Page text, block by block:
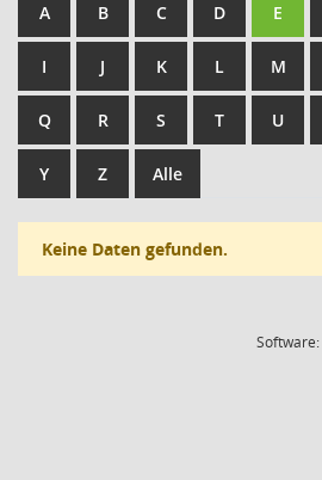
A B C D E
I J K L M
Q R S T U
Y Z Alle
Keine Daten gefunden.
Software: